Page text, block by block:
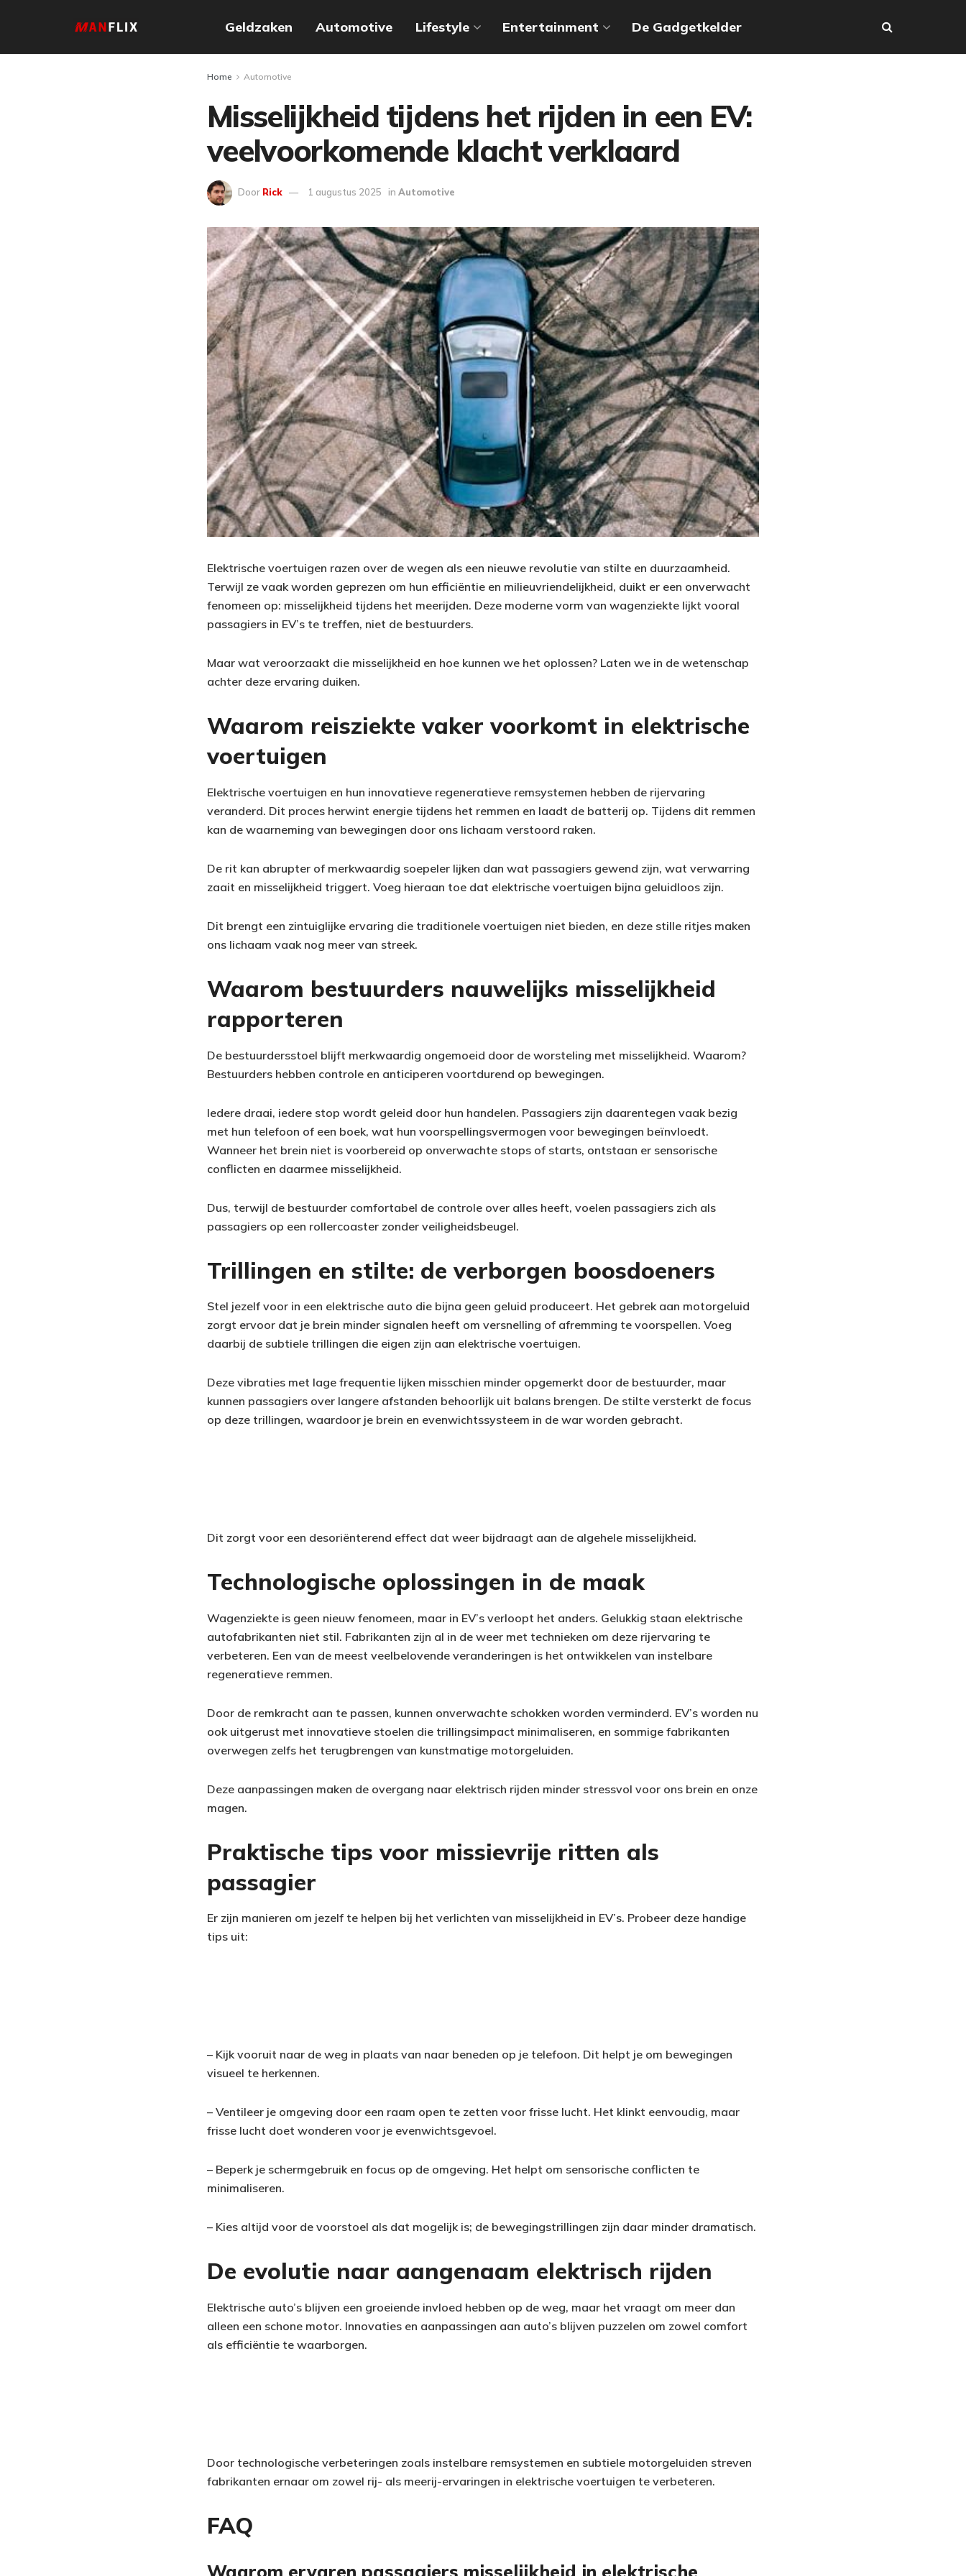
Geldzaken Automotive Lifestyle Entertainment De Gadgetkelder
Home Automotive
Misselijkheid tijdens het rijden in een EV:
veelvoorkomende klacht verklaard
Door Rick 1 augustus 2025 in Automotive
Elektrische voertuigen razen over de wegen als een nieuwe revolutie van stilte en duurzaamheid.
Terwijl ze vaak worden geprezen om hun efficiëntie en milieuvriendelijkheid, duikt er een onverwacht
fenomeen op: misselijkheid tijdens het meerijden. Deze moderne vorm van wagenziekte lijkt vooral
passagiers in EV’s te treffen, niet de bestuurders.
Maar wat veroorzaakt die misselijkheid en hoe kunnen we het oplossen? Laten we in de wetenschap
achter deze ervaring duiken.
Waarom reisziekte vaker voorkomt in elektrische
voertuigen
Elektrische voertuigen en hun innovatieve regeneratieve remsystemen hebben de rijervaring
veranderd. Dit proces herwint energie tijdens het remmen en laadt de batterij op. Tijdens dit remmen
kan de waarneming van bewegingen door ons lichaam verstoord raken.
De rit kan abrupter of merkwaardig soepeler lijken dan wat passagiers gewend zijn, wat verwarring
zaait en misselijkheid triggert. Voeg hieraan toe dat elektrische voertuigen bijna geluidloos zijn.
Dit brengt een zintuiglijke ervaring die traditionele voertuigen niet bieden, en deze stille ritjes maken
ons lichaam vaak nog meer van streek.
Waarom bestuurders nauwelijks misselijkheid
rapporteren
De bestuurdersstoel blijft merkwaardig ongemoeid door de worsteling met misselijkheid. Waarom?
Bestuurders hebben controle en anticiperen voortdurend op bewegingen.
Iedere draai, iedere stop wordt geleid door hun handelen. Passagiers zijn daarentegen vaak bezig
met hun telefoon of een boek, wat hun voorspellingsvermogen voor bewegingen beïnvloedt.
Wanneer het brein niet is voorbereid op onverwachte stops of starts, ontstaan er sensorische
conflicten en daarmee misselijkheid.
Dus, terwijl de bestuurder comfortabel de controle over alles heeft, voelen passagiers zich als
passagiers op een rollercoaster zonder veiligheidsbeugel.
Trillingen en stilte: de verborgen boosdoeners
Stel jezelf voor in een elektrische auto die bijna geen geluid produceert. Het gebrek aan motorgeluid
zorgt ervoor dat je brein minder signalen heeft om versnelling of afremming te voorspellen. Voeg
daarbij de subtiele trillingen die eigen zijn aan elektrische voertuigen.
Deze vibraties met lage frequentie lijken misschien minder opgemerkt door de bestuurder, maar
kunnen passagiers over langere afstanden behoorlijk uit balans brengen. De stilte versterkt de focus
op deze trillingen, waardoor je brein en evenwichtssysteem in de war worden gebracht.
Dit zorgt voor een desoriënterend effect dat weer bijdraagt aan de algehele misselijkheid.
Technologische oplossingen in de maak
Wagenziekte is geen nieuw fenomeen, maar in EV’s verloopt het anders. Gelukkig staan elektrische
autofabrikanten niet stil. Fabrikanten zijn al in de weer met technieken om deze rijervaring te
verbeteren. Een van de meest veelbelovende veranderingen is het ontwikkelen van instelbare
regeneratieve remmen.
Door de remkracht aan te passen, kunnen onverwachte schokken worden verminderd. EV’s worden nu
ook uitgerust met innovatieve stoelen die trillingsimpact minimaliseren, en sommige fabrikanten
overwegen zelfs het terugbrengen van kunstmatige motorgeluiden.
Deze aanpassingen maken de overgang naar elektrisch rijden minder stressvol voor ons brein en onze
magen.
Praktische tips voor missievrije ritten als
passagier
Er zijn manieren om jezelf te helpen bij het verlichten van misselijkheid in EV’s. Probeer deze handige
tips uit:
– Kijk vooruit naar de weg in plaats van naar beneden op je telefoon. Dit helpt je om bewegingen
visueel te herkennen.
– Ventileer je omgeving door een raam open te zetten voor frisse lucht. Het klinkt eenvoudig, maar
frisse lucht doet wonderen voor je evenwichtsgevoel.
– Beperk je schermgebruik en focus op de omgeving. Het helpt om sensorische conflicten te
minimaliseren.
– Kies altijd voor de voorstoel als dat mogelijk is; de bewegingstrillingen zijn daar minder dramatisch.
De evolutie naar aangenaam elektrisch rijden
Elektrische auto’s blijven een groeiende invloed hebben op de weg, maar het vraagt om meer dan
alleen een schone motor. Innovaties en aanpassingen aan auto’s blijven puzzelen om zowel comfort
als efficiëntie te waarborgen.
Door technologische verbeteringen zoals instelbare remsystemen en subtiele motorgeluiden streven
fabrikanten ernaar om zowel rij- als meerij-ervaringen in elektrische voertuigen te verbeteren.
FAQ
Waarom ervaren passagiers misselijkheid in elektrische